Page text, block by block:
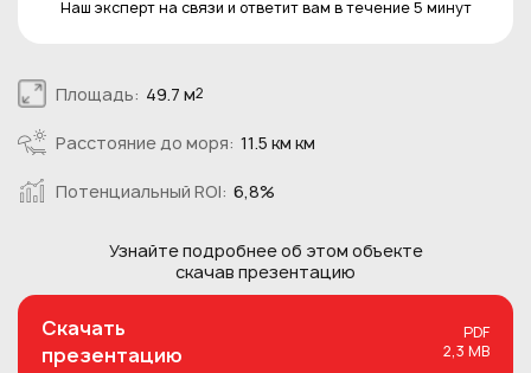
Площадь: 49.7 м2
Расстояние до моря: 11.5 км км
Потенциальный ROI: 6,8%
Узнайте подробнее об этом объекте
скачав презентацию
Скачать
презентацию
PDF
2,3 MB
Наш эксперт на связи и ответит вам в течение 5 минут